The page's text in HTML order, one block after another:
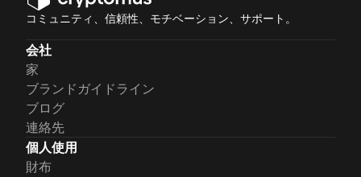
コミュニティ、信頼性、モチベーション、サポート。
会社
家
ブランドガイドライン
ブログ
連絡先
個人使用
財布